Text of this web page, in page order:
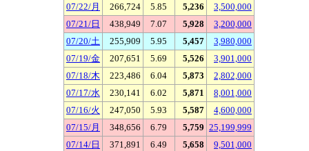
07/22/月
266,724 5.85 5,236
3,500,000
07/21/日
438,949 7.07 5,928
3,200,000
07/20/土
255,909 5.95 5,457
3,980,000
07/19/金
207,651 5.69 5,526
3,901,000
07/18/木
223,486 6.04 5,873
2,802,000
07/17/水
230,141 6.02 5,871
8,001,000
07/16/火
247,050 5.93 5,587
4,600,000
07/15/月
348,656 6.79 5,759 25,199,999
07/14/日
371,891 6.49 5,658
9,501,000